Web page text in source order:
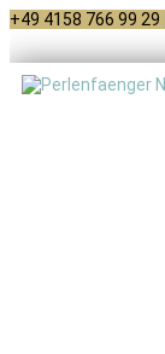
+49 4158 766 99 29